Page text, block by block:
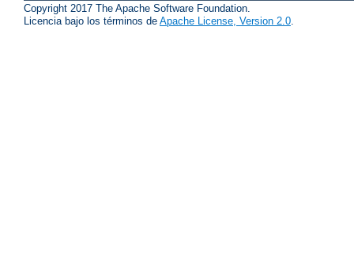
Copyright 2017 The Apache Software Foundation.
Licencia bajo los términos de Apache License, Version 2.0.